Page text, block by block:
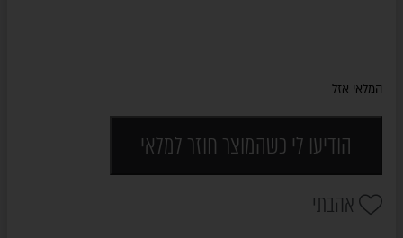
המלאי אזל
הודיעו לי כשהמוצר חוזר למלאי
אהבתי